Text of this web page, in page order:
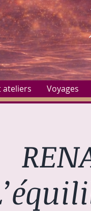
ateliers Voyages